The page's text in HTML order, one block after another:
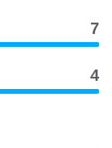
7
4